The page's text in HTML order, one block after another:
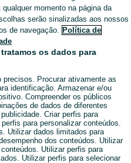
momento na página da
serão sinalizadas aos nossos
de navegação. Política de
os dados para
Procurar ativamente as
identificação. Armazenar e/ou
Compreender os públicos
de dados de diferentes
Criar perfis para
para personalizar conteúdos.
Utilizar dados limitados para
dos conteúdos. Utilizar
Utilizar perfis para
Utilizar perfis para selecionar